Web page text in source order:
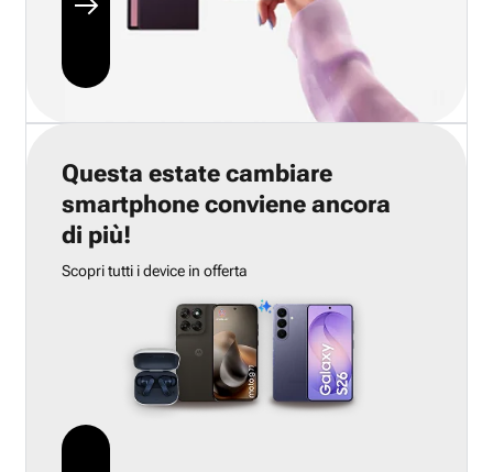
Questa estate cambiare
smartphone conviene ancora
di più!
Scopri tutti i device in offerta